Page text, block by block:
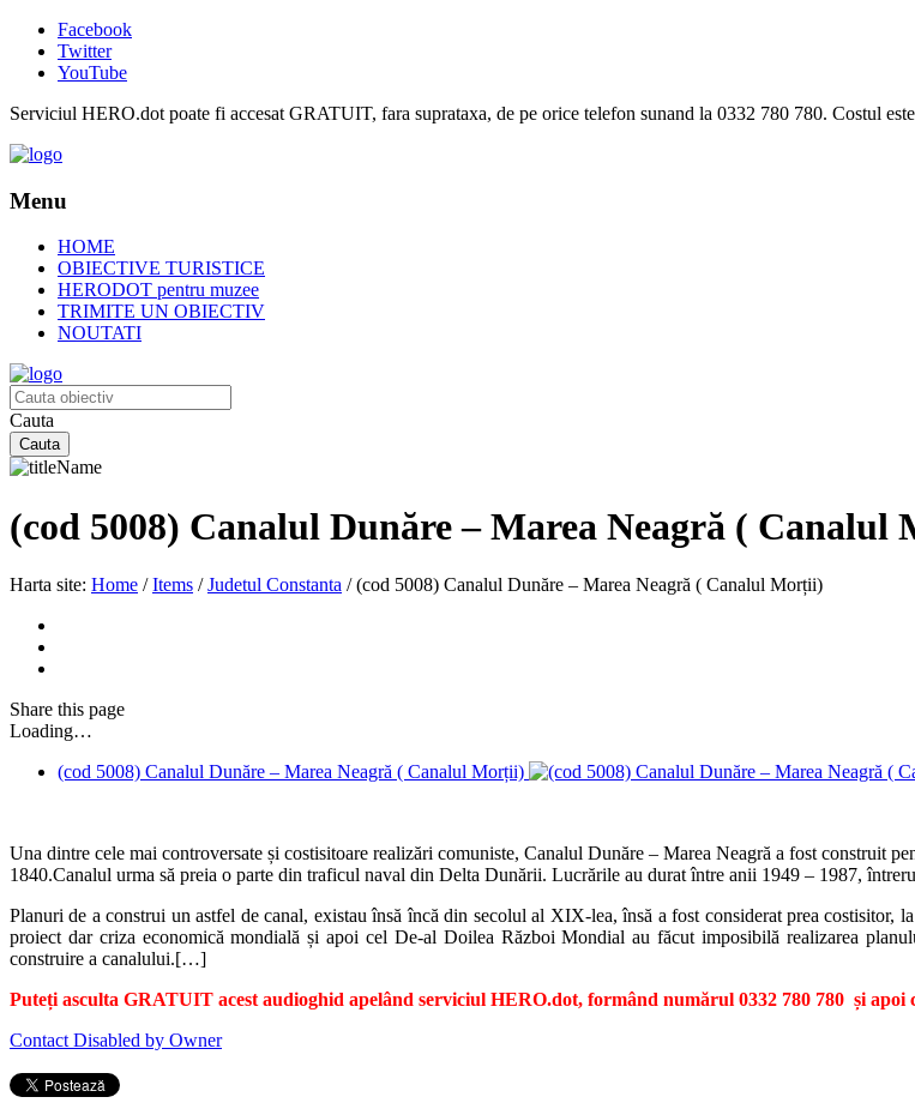
Facebook
Twitter
YouTube
Serviciul HERO.dot poate fi accesat GRATUIT, fara suprataxa, de pe orice telefon sunand la 0332 780 780. Costul
Menu
HOME
OBIECTIVE TURISTICE
HERODOT pentru muzee
TRIMITE UN OBIECTIV
NOUTATI
Cauta
(cod 5008) Canalul Dunăre – Marea Neagră ( Canalul
Harta site: Home / Items / Judetul Constanta / (cod 5008) Canalul Dunăre – Marea Neagră ( Canalul Morții)
Share this page
Loading…
(cod 5008) Canalul Dunăre – Marea Neagră ( Canalul Morții)
Una dintre cele mai controversate și costisitoare realizări comuniste, Canalul Dunăre – Marea Neagră a fost construit
1840.Canalul urma să preia o parte din traficul naval din Delta Dunării. Lucrările au durat între anii 1949 – 1987,
Planuri de a construi un astfel de canal, existau însă încă din secolul al XIX-lea, însă a fost considerat prea
proiect dar criza economică mondială și apoi cel De-al Doilea Război Mondial au făcut imposibilă realizarea
construire a canalului.[…]
Puteți asculta GRATUIT acest audioghid apelând serviciul HERO.dot, formând numărul 0332 780 780 și apoi
Contact Disabled by Owner